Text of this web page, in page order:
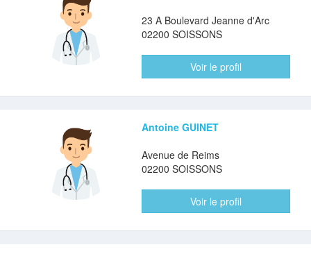
23 A Boulevard Jeanne d'Arc
02200 SOISSONS
Voir le profil
Antoine GUINET
Avenue de Reims
02200 SOISSONS
Voir le profil